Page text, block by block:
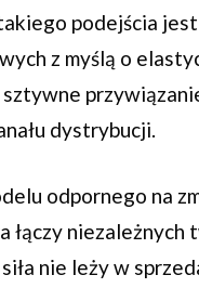
podejścia
z myślą o
dystrybucji.
odpornego na
łączy niezależnych
nie leży w